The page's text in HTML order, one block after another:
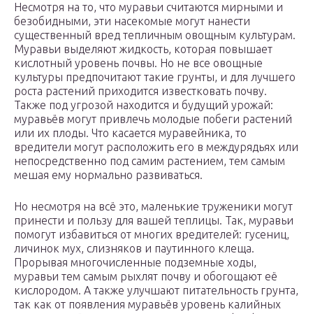
Несмотря на то, что муравьи считаются мирными и
безобидными, эти насекомые могут нанести
существенный вред тепличным овощным культурам.
Муравьи выделяют жидкость, которая повышает
кислотный уровень почвы. Но не все овощные
культуры предпочитают такие грунты, и для лучшего
роста растений приходится известковать почву.
Также под угрозой находится и будущий урожай:
муравьёв могут привлечь молодые побеги растений
или их плоды. Что касается муравейника, то
вредители могут расположить его в междурядьях или
непосредственно под самим растением, тем самым
мешая ему нормально развиваться.
Но несмотря на всё это, маленькие труженики могут
принести и пользу для вашей теплицы. Так, муравьи
помогут избавиться от многих вредителей: гусениц,
личинок мух, слизняков и паутинного клеща.
Прорывая многочисленные подземные ходы,
муравьи тем самым рыхлят почву и обогощают её
кислородом. А также улучшают питательность грунта,
так как от появления муравьёв уровень калийных